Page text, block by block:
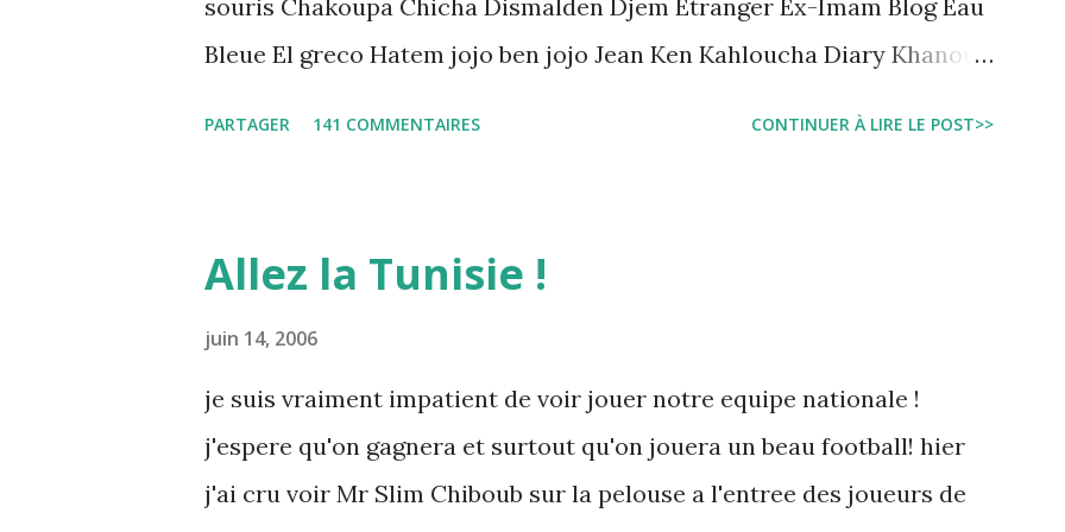
souris Chakoupa Chicha Dismalden Djem Etranger Ex-Imam Blog Eau
Bleue El greco Hatem jojo ben jojo Jean Ken Kahloucha Diary Khanouf
PARTAGER 141 COMMENTAIRES CONTINUER À LIRE LE POST>>
Allez la Tunisie !
juin 14, 2006
je suis vraiment impatient de voir jouer notre equipe nationale !
j'espere qu'on gagnera et surtout qu'on jouera un beau football! hier
j'ai cru voir Mr Slim Chiboub sur la pelouse a l'entree des joueurs de